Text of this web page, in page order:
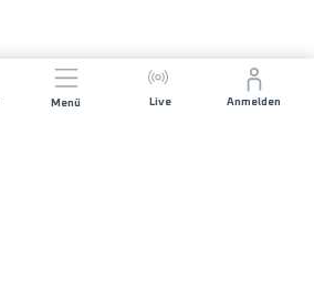
Menü Live Anmelden